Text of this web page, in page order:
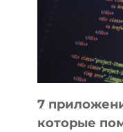
7
которые